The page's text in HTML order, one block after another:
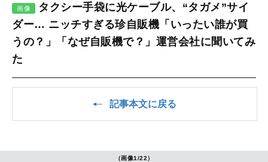
画像
タクシー手袋に光ケーブル、“タガメ”サイ
ダー… ニッチすぎる珍自販機「いったい誰が買
うの？」「なぜ自販機で？」運営会社に聞いてみ
た
記事本文に戻る
（画像1/22）